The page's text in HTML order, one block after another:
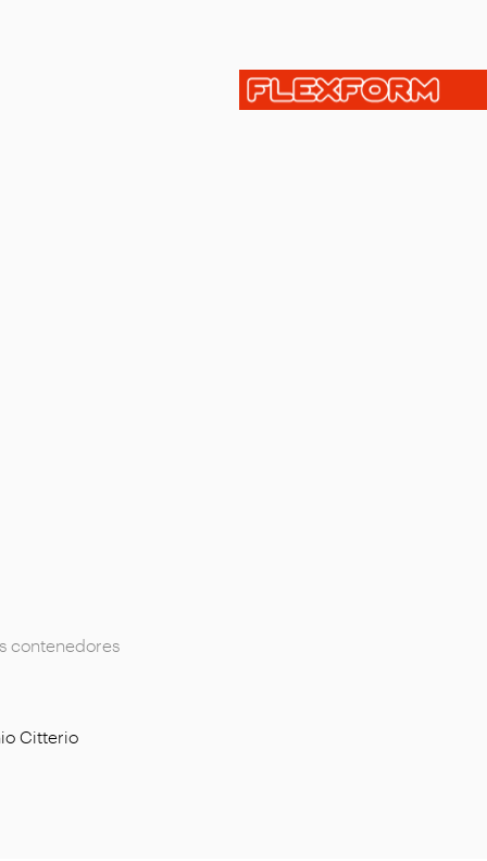
contenedores
Citterio